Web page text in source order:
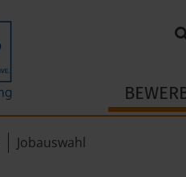
Jobauswahl